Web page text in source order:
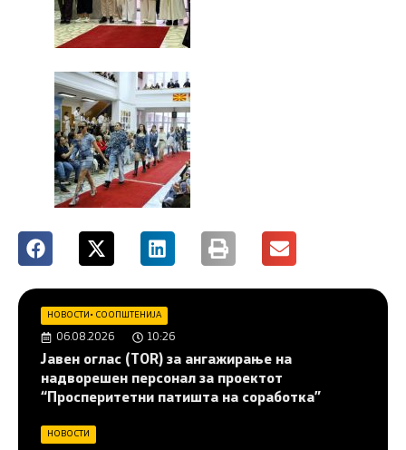
НОВОСТИ• СООПШТЕНИЈА
06.08.2026 10:26
Јавен оглас (ТОR) за ангажирање на
надворешен персонал за проектот
“Просперитетни патишта на соработка”
НОВОСТИ